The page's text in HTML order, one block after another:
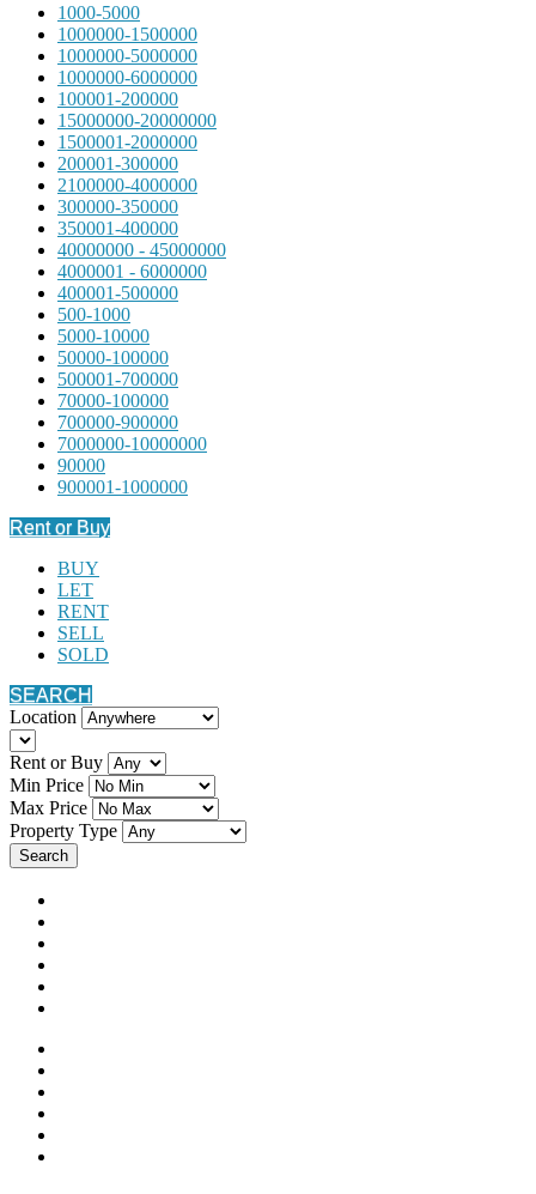
1000-5000
1000000-1500000
1000000-5000000
1000000-6000000
100001-200000
15000000-20000000
1500001-2000000
200001-300000
2100000-4000000
300000-350000
350001-400000
40000000 - 45000000
4000001 - 6000000
400001-500000
500-1000
5000-10000
50000-100000
500001-700000
70000-100000
700000-900000
7000000-10000000
90000
900001-1000000
Rent or Buy
BUY
LET
RENT
SELL
SOLD
SEARCH
Location
Rent or Buy
Min Price
Max Price
Property Type
Search